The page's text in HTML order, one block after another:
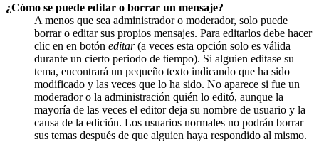
¿Cómo se puede editar o borrar un mensaje?
A menos que sea administrador o moderador, solo puede
borrar o editar sus propios mensajes. Para editarlos debe hacer
clic en en botón editar(a veces esta opción solo es válida
durante un cierto periodo de tiempo). Si alguien editase su
tema, encontrará un pequeño texto indicando que ha sido
modificado y las veces que lo ha sido. No aparece si fue un
moderador o la administración quién lo editó, aunque la
mayoría de las veces el editor deja su nombre de usuario y la
causa de la edición. Los usuarios normales no podrán borrar
sus temas después de que alguien haya respondido al mismo.